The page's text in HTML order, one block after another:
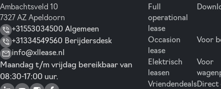
Ambachtsveld 10
7327 AZ Apeldoorn
+31553034500 Algemeen
+31334549560 Berijdersdesk
info@xllease.nl
Maandag t/m vrijdag bereikbaar van
08:30-17:00 uur.
Full
operational
lease
Occasion
lease
Elektrisch
leasen
Vriendendeals
Voor
Voor
Direct